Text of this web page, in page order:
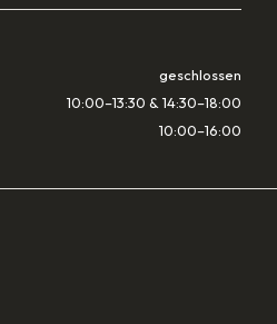
geschlossen
10:00–13:30 & 14:30–18:00
10:00–16:00